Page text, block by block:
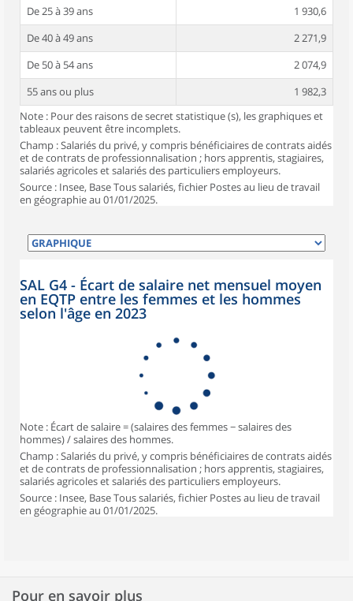
De 25 à 39 ans
1 930,6
De 40 à 49 ans
2 271,9
De 50 à 54 ans
2 074,9
55 ans ou plus
1 982,3
Note : Pour des raisons de secret statistique (s), les graphiques et
tableaux peuvent être incomplets.
Champ : Salariés du privé, y compris bénéficiaires de contrats aidés
et de contrats de professionnalisation ; hors apprentis, stagiaires,
salariés agricoles et salariés des particuliers employeurs.
Source : Insee, Base Tous salariés, fichier Postes au lieu de travail
en géographie au 01/01/2025.
SAL G4 - Écart de salaire net mensuel moyen
en EQTP entre les femmes et les hommes
selon l'âge en 2023
Note : Écart de salaire = (salaires des femmes − salaires des
hommes) / salaires des hommes.
Champ : Salariés du privé, y compris bénéficiaires de contrats aidés
et de contrats de professionnalisation ; hors apprentis, stagiaires,
salariés agricoles et salariés des particuliers employeurs.
Source : Insee, Base Tous salariés, fichier Postes au lieu de travail
en géographie au 01/01/2025.
Pour en savoir plus